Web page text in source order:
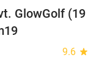
36%
GlowGolf (19
9.6 star